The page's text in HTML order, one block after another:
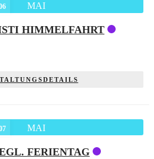
MAI
HIMMELFAHRT
MAI
FERIENTAG